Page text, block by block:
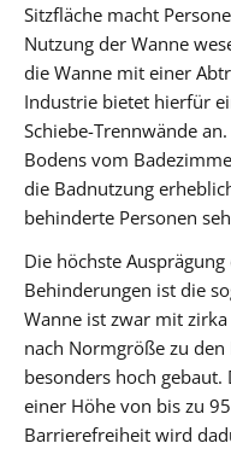
Sitzfläche macht
Nutzung der Wanne
die Wanne mit einer
Industrie bietet hierfür
Schiebe-Trennwände
Bodens vom
die Badnutzung
behinderte Personen
Die höchste
Behinderungen ist die
Wanne ist zwar mit
nach Normgröße zu
besonders hoch
einer Höhe von bis zu
Barrierefreiheit wird